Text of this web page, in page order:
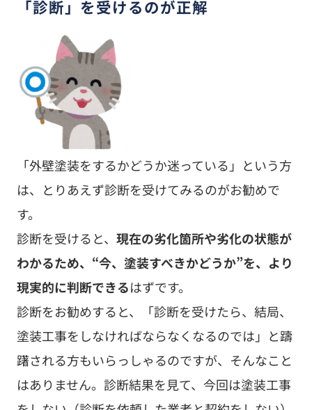
「診断」を受けるのが正解
「外壁塗装をするかどうか迷っている」という方
は、とりあえず診断を受けてみるのがお勧めで
す。
診断を受けると、 現在の劣化箇所や劣化の状態が
わかるため、“今、塗装すべきかどうか”を、より
現実的に判断できるはずです。
診断をお勧めすると、「診断を受けたら、結局、
塗装工事をしなければならなくなるのでは」と躊
躇される方もいらっしゃるのですが、そんなこと
はありません。診断結果を見て、今回は塗装工事